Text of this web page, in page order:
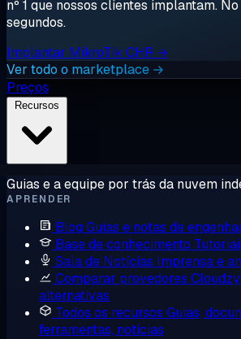
nº 1 que nossos clientes implantam.
segundos.
Implantar MikroTik CHR →
Ver todo o marketplace →
Preços
Guias e a equipe por trás da nuvem
APRENDER
Blog Guias e notas de
Base de conhecimento
Sala de Notícias Imprensa e
Comparar provedores
alternativas
Todos os recursos Guias,
ferramentas, notícias